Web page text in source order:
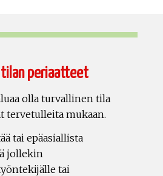
tilan periaatteet
olla turvallinen tila
tervetulleita mukaan.
tai epäasiallista
jollekin
tai